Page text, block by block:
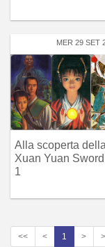
MER 29 SET
Alla scoperta
Xuan Yuan
1
<< < 1 >